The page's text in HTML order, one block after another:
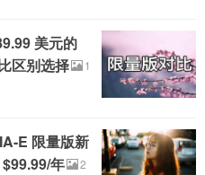
美元的
区别选择
1
E 限量版新
年
2